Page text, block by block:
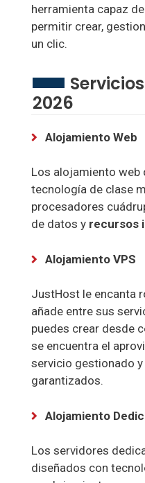
herramienta capaz
permitir crear,
un clic.
2026
Alojamiento Web
Los alojamiento web
tecnología de clase
procesadores
de datos y recursos
Alojamiento VPS
JustHost le encanta
añade entre sus
puedes crear desde
se encuentra el
servicio gestionado
garantizados.
Alojamiento
Los servidores
diseñados con